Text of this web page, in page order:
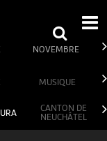
NOVEMBRE
MUSIQUE
CANTON DE
NEUCHÂTEL